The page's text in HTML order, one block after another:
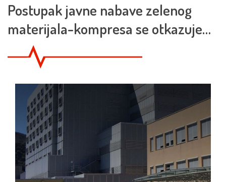
Postupak javne nabave zelenog
materijala-kompresa se otkazuje…